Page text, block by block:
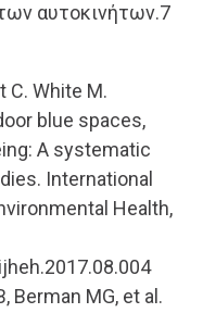
αυτοκινήτων.7
C. White M.
blue spaces,
A systematic
International
Health,
Berman MG, et al.